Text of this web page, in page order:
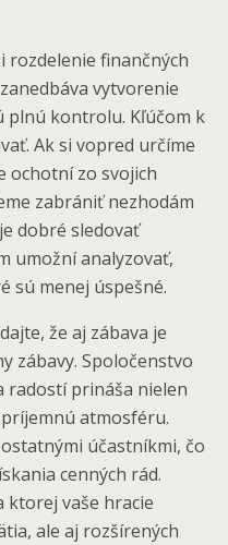
finančných
vytvorenie
plnú kontrolu. Kľúčom k
Ak si vopred určíme
ochotní zo svojich
zabrániť nezhodám
dobré sledovať
umožní analyzovať,
sú menej úspešné.
že aj zábava je
zábavy. Spoločenstvo
radostí prináša nielen
atmosféru.
účastníkmi, čo
cenných rád.
ktorej vaše hracie
ale aj rozšírených